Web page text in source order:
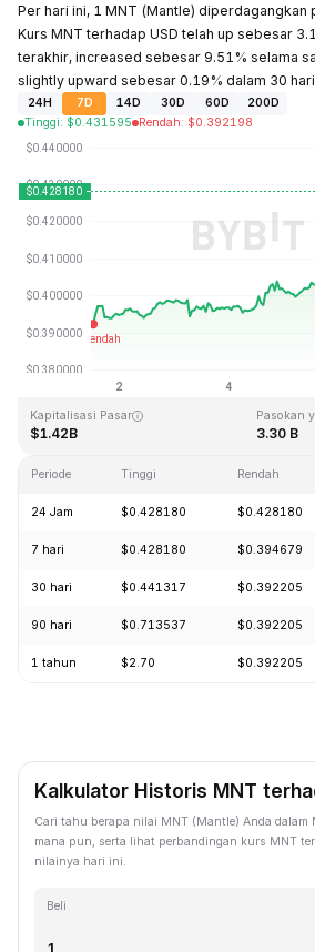
Per hari ini, 1 MNT (Mantle) diperdagangkan
Kurs MNT terhadap USD telah up sebesar
terakhir, increased sebesar 9.51% selama
slightly upward sebesar 0.19% dalam 30
24H 7D 14D 30D 60D
200D
Tinggi: $0.431595 Rendah: $0.392198
Terakhir Diperbarui: 2026-08-08, 11:36 GMT+0
Rekor Tertinggi (ATH)
Kapitalisasi Pasar
$1.42B
Pasokan
3.30 B
Periode Tinggi Rendah
24 Jam $0.428180 $0.428180
7 hari $0.428180 $0.394679
30 hari $0.441317 $0.392205
90 hari $0.713537 $0.392205
1 tahun $2.70 $0.392205
Kalkulator Historis MNT
Cari tahu berapa nilai MNT (Mantle) Anda dalam
mana pun, serta lihat perbandingan kurs MNT
nilainya hari ini.
Beli